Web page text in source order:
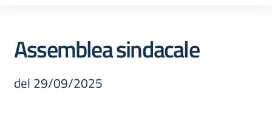
Assemblea sindacale
del 29/09/2025